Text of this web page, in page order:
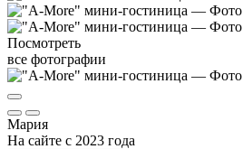
Посмотреть
все фотографии
Мария
На сайте с 2023 года